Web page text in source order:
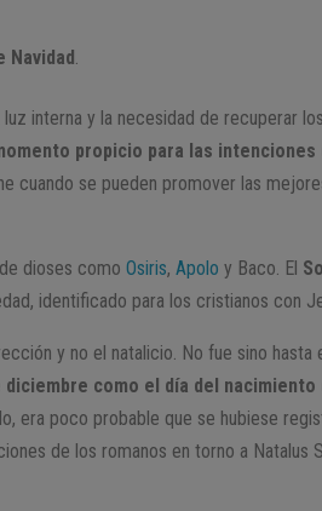
Navidad .
interna y la necesidad de recuperar
propicio para las intenciones
cuando se pueden promover las
dioses comoOsiris,Apolo y Baco. El
identificado para los cristianos con
y no el natalicio. No fue sino hasta
diciembre como el día del nacimiento
era poco probable que se hubiese
de los romanos en torno a Natalus